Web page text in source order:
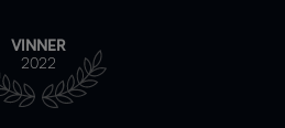
VINNER
2022